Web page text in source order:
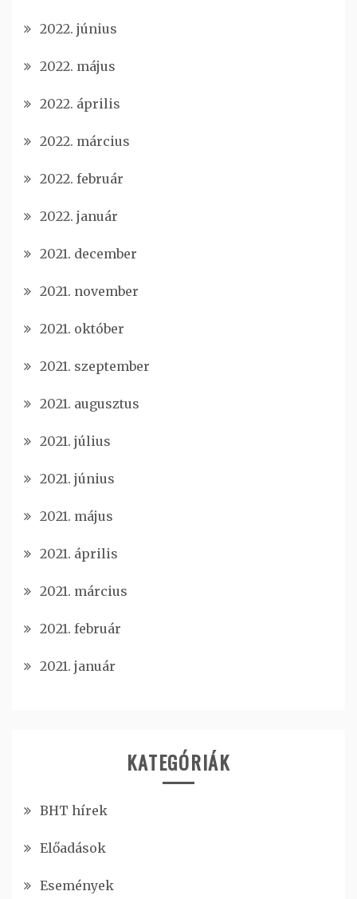
2022. június
2022. május
2022. április
2022. március
2022. február
2022. január
2021. december
2021. november
2021. október
2021. szeptember
2021. augusztus
2021. július
2021. június
2021. május
2021. április
2021. március
2021. február
2021. január
KATEGÓRIÁK
BHT hírek
Előadások
Események